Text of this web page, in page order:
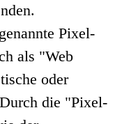
Pixel-
als "Web
oder
die "Pixel-